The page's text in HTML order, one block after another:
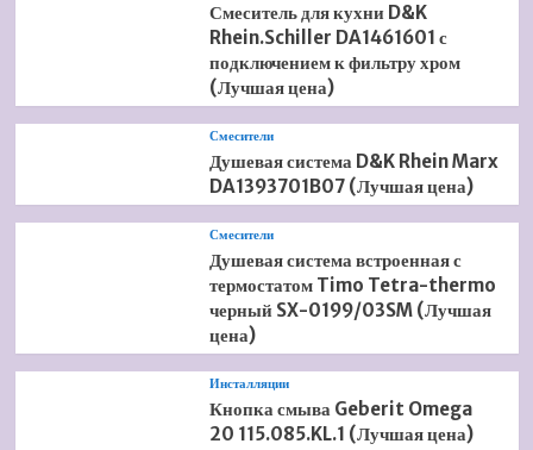
Смеситель для кухни D&K
Rhein.Schiller DA1461601 с
подключением к фильтру хром
(Лучшая цена)
Смесители
Душевая система D&K Rhein Marx
DA1393701B07 (Лучшая цена)
Смесители
Душевая система встроенная с
термостатом Timo Tetra-thermo
черный SX-0199/03SM (Лучшая
цена)
Инсталляции
Кнопка смыва Geberit Omega
20 115.085.KL.1 (Лучшая цена)